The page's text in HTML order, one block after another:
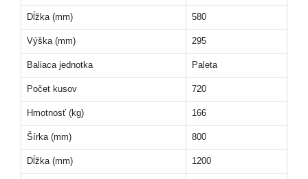
Dĺžka (mm) 580
Výška (mm) 295
Baliaca jednotka Paleta
Počet kusov 720
Hmotnosť (kg) 166
Šírka (mm) 800
Dĺžka (mm) 1200